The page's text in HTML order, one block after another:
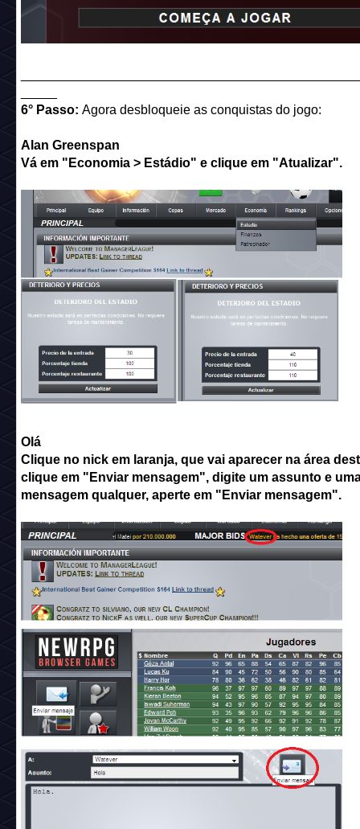
6° Passo: Agora desbloqueie as conquistas do jogo:
Alan Greenspan
Vá em "Economia > Estádio" e clique em "Atualizar".
Olá
Clique no nick em laranja, que vai aparecer na área
clique em "Enviar mensagem", digite um assunto e
mensagem qualquer, aperte em "Enviar mensagem".